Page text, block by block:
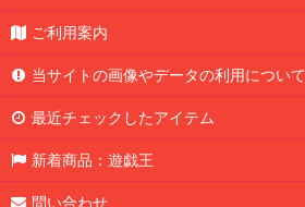
ご利用案内
当サイトの画像やデータの利用について
最近チェックしたアイテム
新着商品：遊戯王
問い合わせ